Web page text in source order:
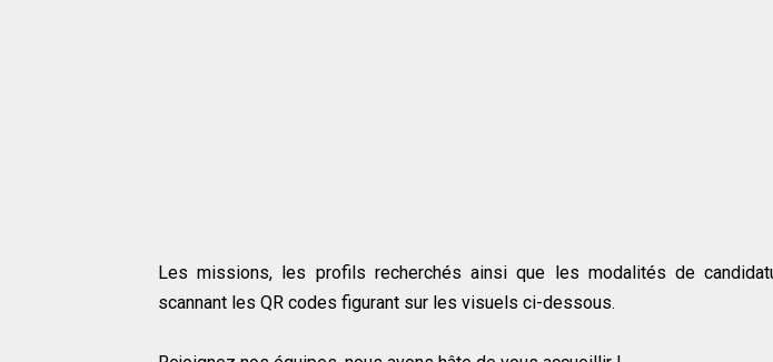
Les missions, les profils recherchés ainsi que les modalités de
scannant les QR codes figurant sur les visuels ci-dessous.